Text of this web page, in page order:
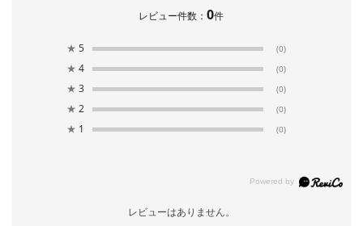
レビュー件数：0件
★ 5 (0)
★ 4 (0)
★ 3 (0)
★ 2 (0)
★ 1 (0)
レビューはありません。